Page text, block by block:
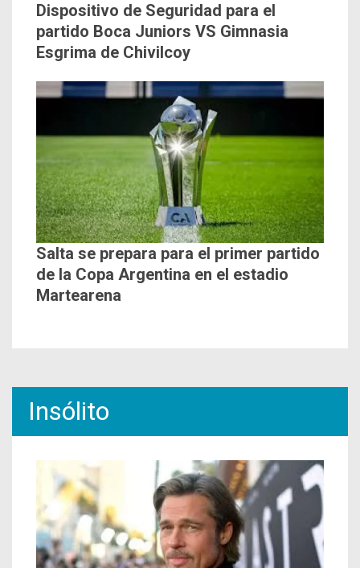
Dispositivo de Seguridad para el
partido Boca Juniors VS Gimnasia
Esgrima de Chivilcoy
Salta se prepara para el primer partido
de la Copa Argentina en el estadio
Martearena
Insólito